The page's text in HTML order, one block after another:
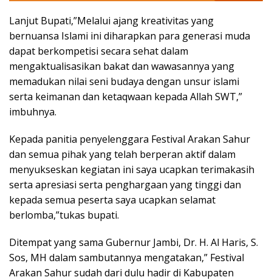
Lanjut Bupati,”Melalui ajang kreativitas yang
bernuansa Islami ini diharapkan para generasi muda
dapat berkompetisi secara sehat dalam
mengaktualisasikan bakat dan wawasannya yang
memadukan nilai seni budaya dengan unsur islami
serta keimanan dan ketaqwaan kepada Allah SWT,”
imbuhnya.
Kepada panitia penyelenggara Festival Arakan Sahur
dan semua pihak yang telah berperan aktif dalam
menyukseskan kegiatan ini saya ucapkan terimakasih
serta apresiasi serta penghargaan yang tinggi dan
kepada semua peserta saya ucapkan selamat
berlomba,”tukas bupati.
Ditempat yang sama Gubernur Jambi, Dr. H. Al Haris, S.
Sos, MH dalam sambutannya mengatakan,” Festival
Arakan Sahur sudah dari dulu hadir di Kabupaten